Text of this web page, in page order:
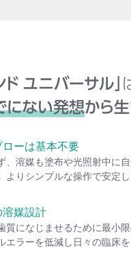
ーは基本不要
、溶媒も塗布や光照射中に
よりシンプルな操作で安定し
媒設計
質になじませるために最小
エラーを低減し日々の臨床